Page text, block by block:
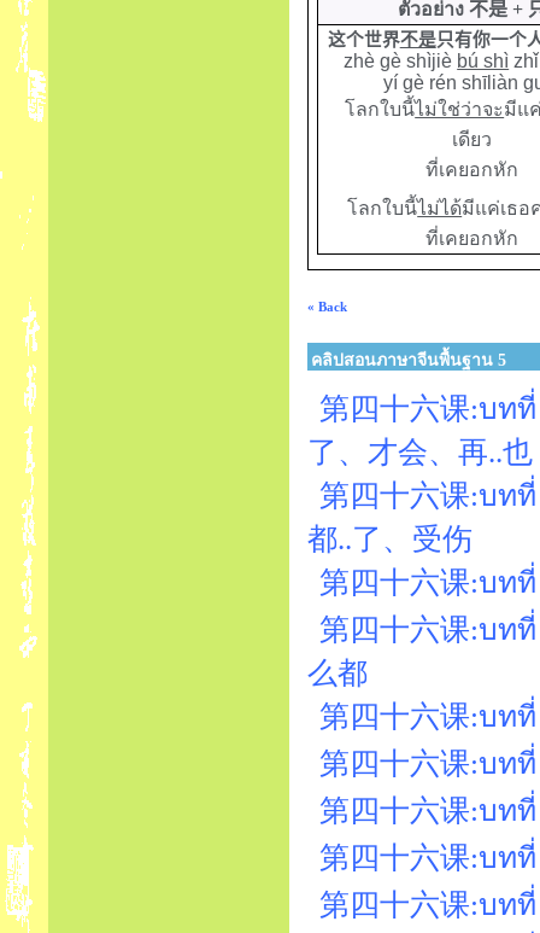
ตัวอย่าง 不是 +
这个世界不是只有你一个
zhè gè shìjiè bú shì
yí gè rén shīliàn
โลกใบนี้ไม่ใช่ว่าจะมีแ
เดียว
ที่เคยอกหัก
โลกใบนี้ไม่ได้มีแค่เธอ
ที่เคยอกหัก
« Back
คลิปสอนภาษาจีนพื้นฐาน 5
第四十六课:บท
了、才会、再..也
第四十六课:บท
都..了、受伤
第四十六课:บท
第四十六课:บท
么都
第四十六课:บท
第四十六课:บท
第四十六课:บท
第四十六课:บท
第四十六课:บท